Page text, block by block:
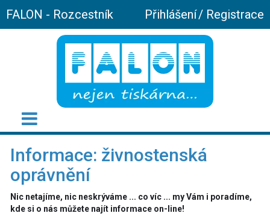
FALON - Rozcestník Přihlášení/ Registrace
Informace: živnostenská
oprávnění
Nic netajíme, nic neskrýváme ... co víc ... my Vám i poradíme,
kde si o nás můžete najít informace on-line!